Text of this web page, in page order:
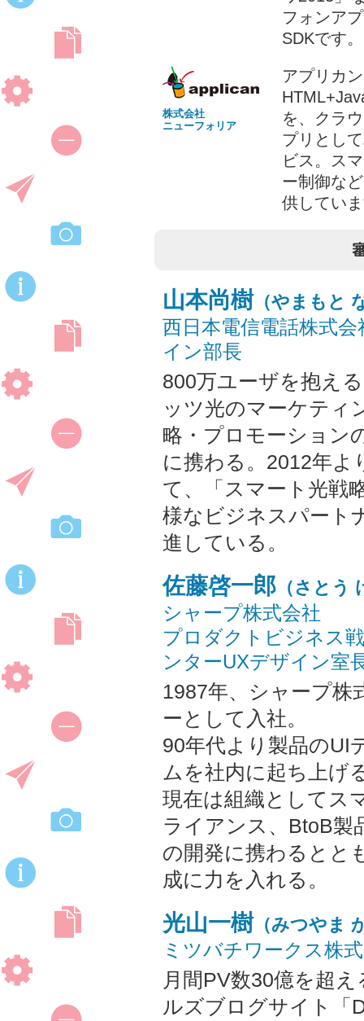
フォンア
SDKです。
株式会社
ニューフォリア
アプリカン
を、クラ
プリとし
ビス。ス
ー制御な
供してい
山本尚樹（やまもと
西日本電信電話株式
イン部長
800万ユーザを抱え
ッツ光のマーケティ
略・プロモーション
に携わる。2012年
て、「スマート光戦
様なビジネスパート
進している。
佐藤啓一郎 （さとう
シャープ株式会社
プロダクトビジネス
ンターUXデザイン室
1987年、シャープ株
ーとして入社。
90年代より製品のUI
ムを社内に起ち上げ
現在は組織としてス
ライアンス、BtoB製
の開発に携わるとと
成に力を入れる。
光山一樹（みつやま
ミツバチワークス株
月間PV数30億を超
ルズブログサイト「